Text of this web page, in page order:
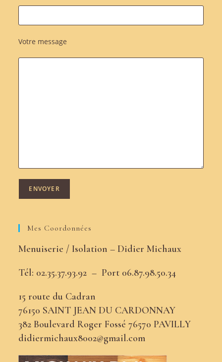
Votre message
Mes Coordonnées
Menuiserie / Isolation – Didier Michaux
Tél: 02.35.37.93.92 – Port 06.87.98.50.34
15 route du Cadran
76150 SAINT JEAN DU CARDONNAY
382 Boulevard Roger Fossé 76570 PAVILLY
didiermichaux8002@gmail.com